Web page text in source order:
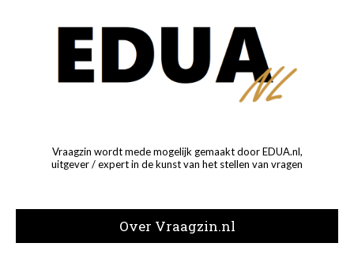
Vraagzin wordt mede mogelijk gemaakt door EDUA.nl,
uitgever / expert in de kunst van het stellen van vragen
Over Vraagzin.nl